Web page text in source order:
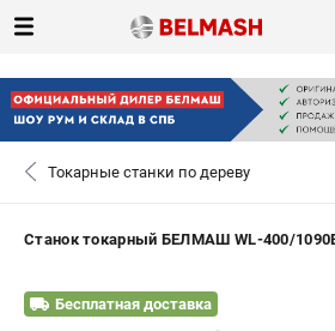
САНКТ-ПЕТЕРБУРГ
0
Токарные станки по дереву
Станок токарный БЕЛМАШ WL-400/
Бесплатная доставка